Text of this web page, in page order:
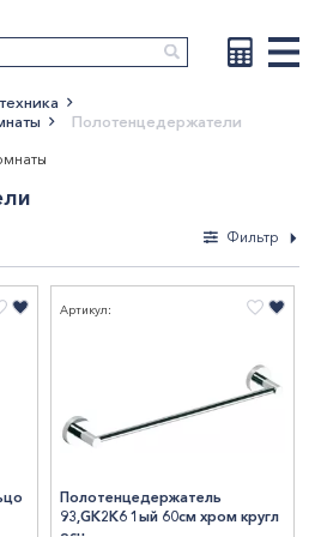
Полотенцедержатели
Фильтр
500
600
Артикул:
Полотенцедержатель
93,GK2K6 1ый 60см хром кругл